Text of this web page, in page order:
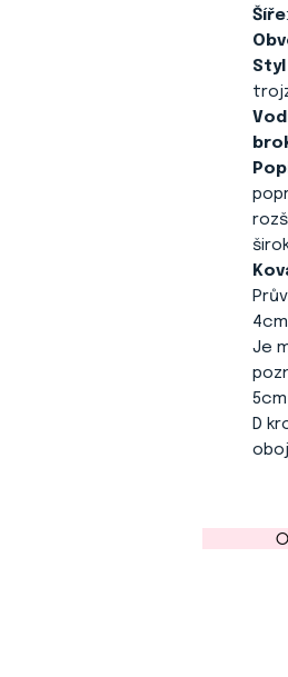
Šíře
Je
D